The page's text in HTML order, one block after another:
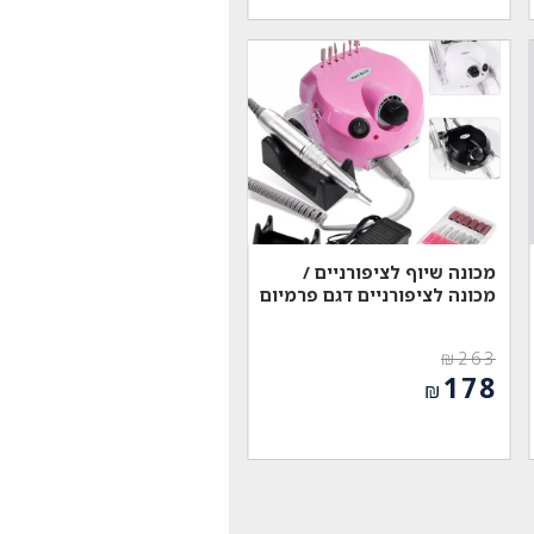
הוא:
₪899.
מכונה שיוף לציפורניים /
מכונה לציפורניים דגם פרמיום
₪263
המחיר
המקורי ₪ 178
הוא: